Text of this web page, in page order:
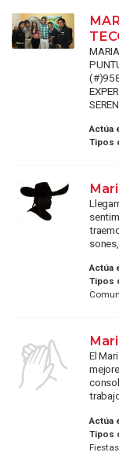
Actúa
Tipos
Actúa
Tipos
El
Actúa
Tipos
Fiestas